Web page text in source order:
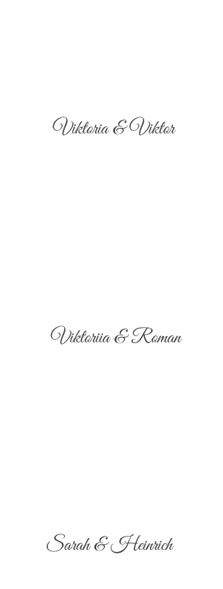
Viktoria & Viktor
Viktoriia & Roman
Sarah & Heinrich